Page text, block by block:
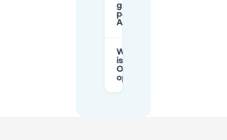
gratis
parkeren in
Antwerpen?
Wanneer
is Spoor
Oost
open?